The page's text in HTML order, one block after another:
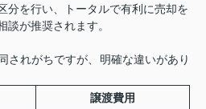
分を行い、トータルで有利に売却を
談が推奨されます。
されがちですが、明確な違いがあり
譲渡費用